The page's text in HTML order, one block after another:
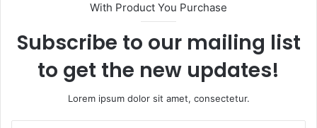
With Product You Purchase
Subscribe to our mailing list
to get the new updates!
Lorem ipsum dolor sit amet, consectetur.